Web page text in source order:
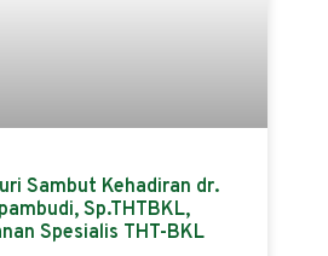
Sambut Kehadiran dr.
Sp.THTBKL,
Spesialis THT-BKL